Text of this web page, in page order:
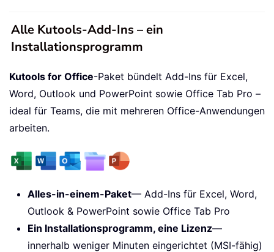
Alle Kutools-Add-Ins – ein
Installationsprogramm
Kutools for Office-Paket bündelt Add-Ins für Excel,
Word, Outlook und PowerPoint sowie Office Tab Pro –
ideal für Teams, die mit mehreren Office-Anwendungen
arbeiten.
Alles-in-einem-Paket— Add-Ins für Excel, Word,
Outlook & PowerPoint sowie Office Tab Pro
Ein Installationsprogramm, eine Lizenz—
innerhalb weniger Minuten eingerichtet (MSI-fähig)